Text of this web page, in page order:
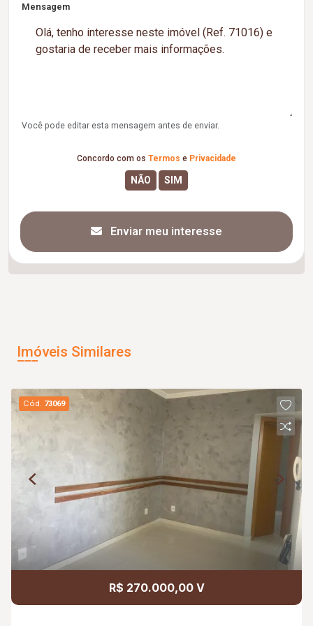
Mensagem
Você pode editar esta mensagem antes de enviar.
Concordo com os Termos e Privacidade
Enviar meu interesse
Imóveis Similares
Cód. 73069
R$ 270.000,00 V